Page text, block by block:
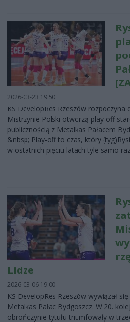
2026-03-23 19:50
KS DevelopRes Rzeszów rozpoczyna
Mistrzynie Polski otworzą play-off
publicznością z Metalkas Pałacem
&nbsp; Play-off to czas, który
w ostatnich pięciu latach tyle samo
Lidze
2026-03-06 19:00
KS DevelopRes Rzeszów wywiązał
Metalkas Pałac Bydgoszcz. W 20.
obrończynie tytułu triumfowały w